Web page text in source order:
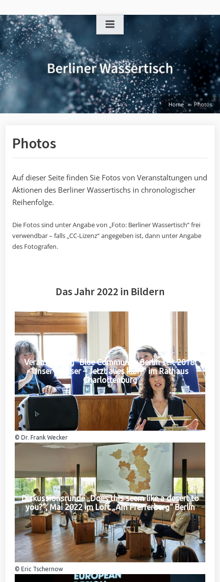
to
content
Home Photos
Photos
Auf dieser Seite finden Sie Fotos von Veranstaltungen und
Aktionen des Berliner Wassertischs in chronologischer
Reihenfolge.
Die Fotos sind unter Angabe von „Foto: Berliner Wassertisch“ frei
verwendbar – falls „CC-Lizenz“ angegeben ist, dann unter Angabe
des Fotografen.
Das Jahr 2022 in Bildern
Veranstaltung "Blue Community Berlin seit 2018:
Unser Wasser – Jetzt alles klar?" im Rathaus
Charlottenburg
© Dr. Frank Wecker
Diskussionsrunde „Does this seem like a desert to
you?“, Mai 2022 im Loft „Am Pfefferberg“ Berlin
© Eric Tschernow